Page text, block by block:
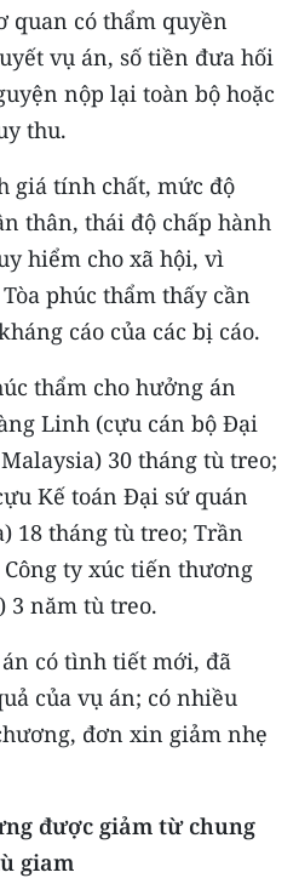
quan có thẩm quyền
vụ án, số tiền đưa hối
nộp lại toàn bộ hoặc
thu.
giá tính chất, mức độ
thân, thái độ chấp hành
hiểm cho xã hội, vì
phúc thẩm thấy cần
cáo của các bị cáo.
thẩm cho hưởng án
Linh (cựu cán bộ Đại
30 tháng tù treo;
Kế toán Đại sứ quán
18 tháng tù treo; Trần
Công ty xúc tiến thương
3 năm tù treo.
có tình tiết mới, đã
của vụ án; có nhiều
đơn xin giảm nhẹ
được giảm từ chung
giam